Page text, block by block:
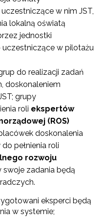
w nim JST,
lokalną oświatą
jednostki
w pilotażu
do realizacji zadań
doskonaleniem
grupy
roli ekspertów
(ROS)
doskonalenia
pełnienia roli
rozwoju
swoje zadania będą
eksperci będą
w systemie;